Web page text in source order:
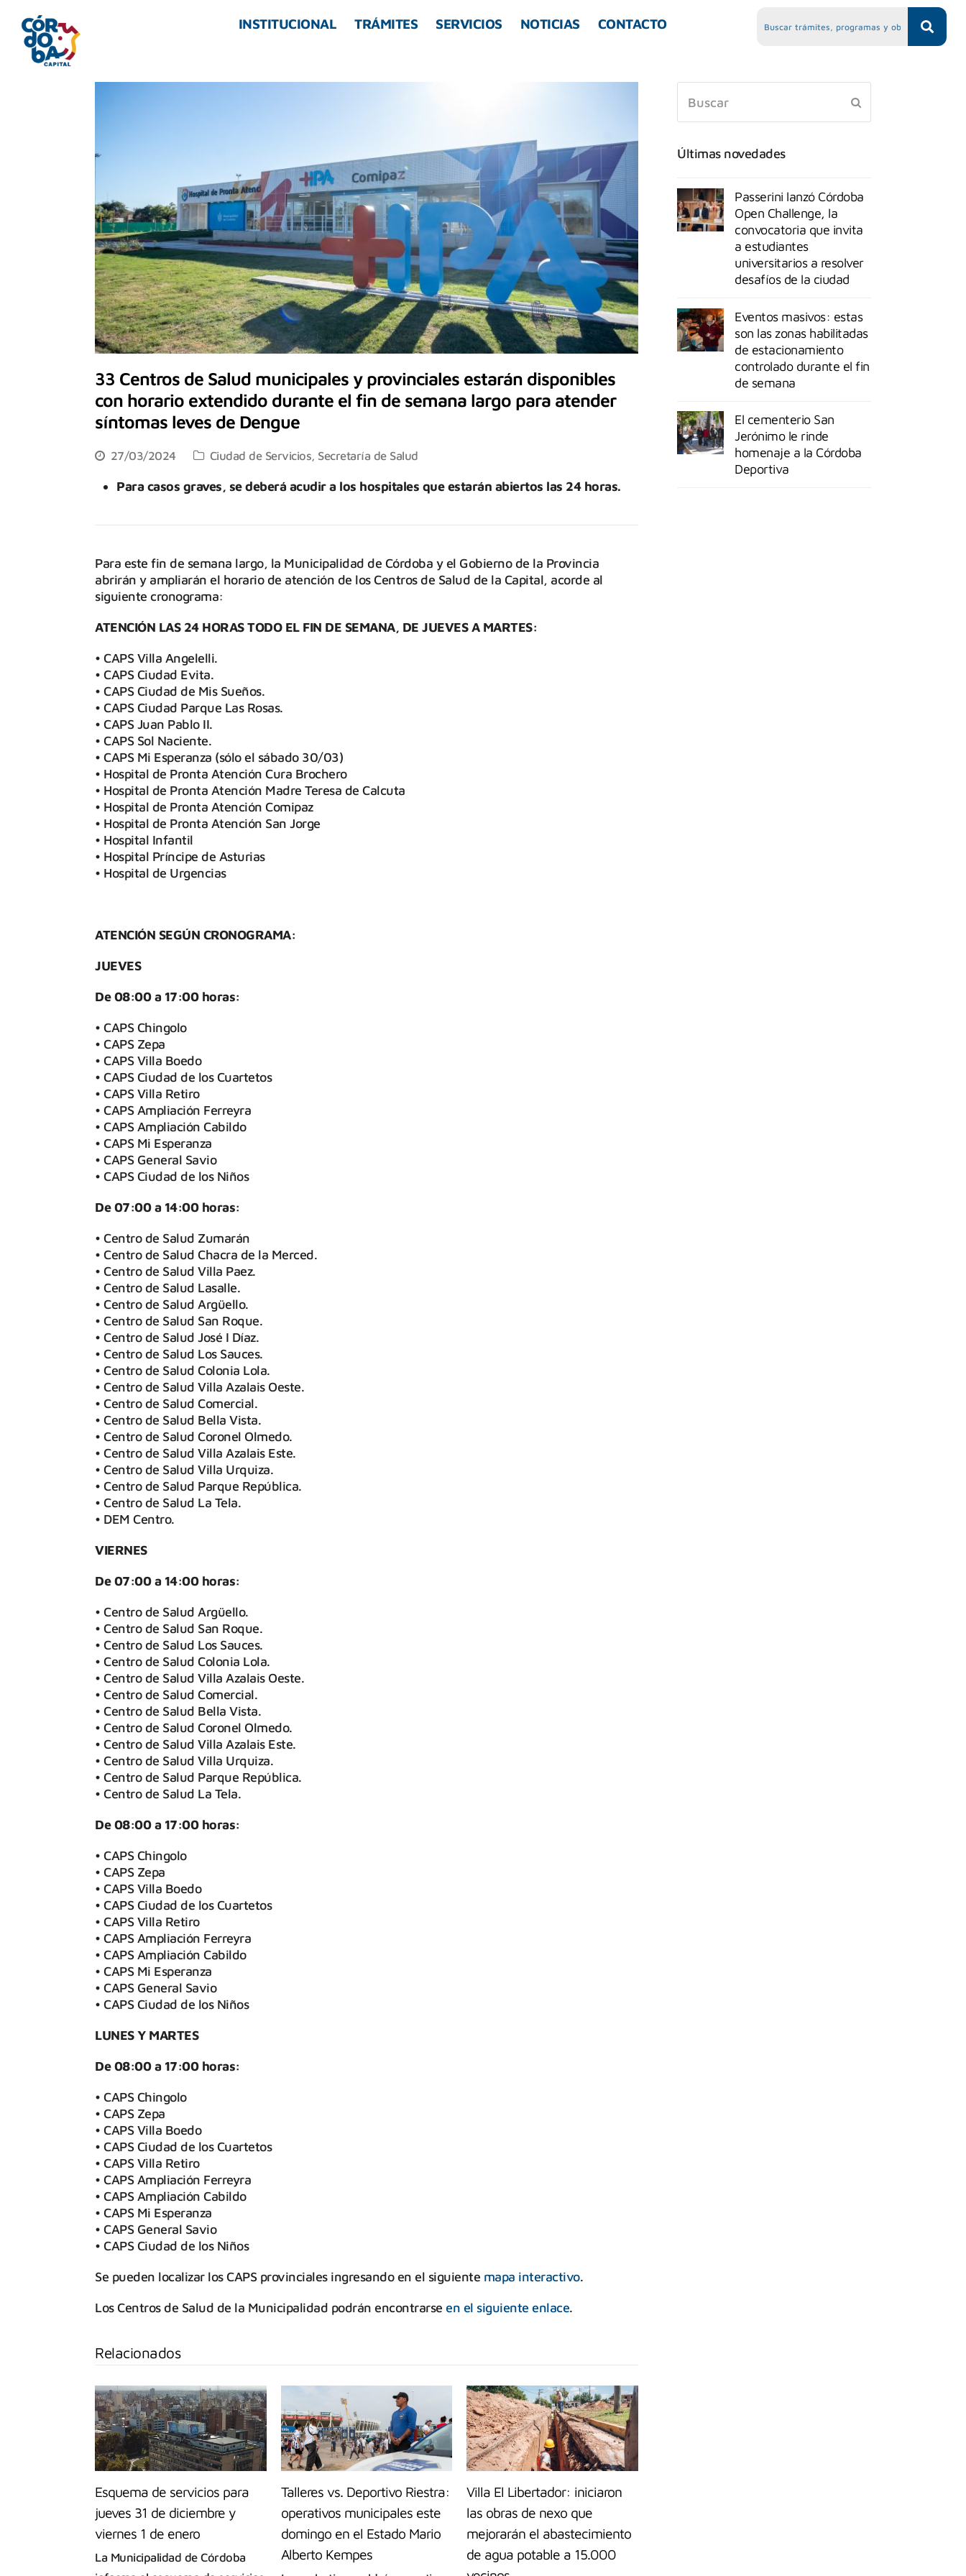
INSTITUCIONAL TRÁMITES SERVICIOS NOTICIAS CONTACTO
33 Centros de Salud municipales y provinciales estarán disponibles
con horario extendido durante el fin de semana largo para atender
síntomas leves de Dengue
27/03/2024 Ciudad de Servicios, Secretaría de Salud
Para casos graves, se deberá acudir a los hospitales que estarán abiertos las 24 horas.
Para este fin de semana largo, la Municipalidad de Córdoba y el Gobierno de la Provincia
abrirán y ampliarán el horario de atención de los Centros de Salud de la Capital, acorde al
siguiente cronograma:
ATENCIÓN LAS 24 HORAS TODO EL FIN DE SEMANA, DE JUEVES A MARTES:
• CAPS Villa Angelelli.
• CAPS Ciudad Evita.
• CAPS Ciudad de Mis Sueños.
• CAPS Ciudad Parque Las Rosas.
• CAPS Juan Pablo II.
• CAPS Sol Naciente.
• CAPS Mi Esperanza (sólo el sábado 30/03)
• Hospital de Pronta Atención Cura Brochero
• Hospital de Pronta Atención Madre Teresa de Calcuta
• Hospital de Pronta Atención Comipaz
• Hospital de Pronta Atención San Jorge
• Hospital Infantil
• Hospital Príncipe de Asturias
• Hospital de Urgencias
ATENCIÓN SEGÚN CRONOGRAMA:
JUEVES
De 08:00 a 17:00 horas:
• CAPS Chingolo
• CAPS Zepa
• CAPS Villa Boedo
• CAPS Ciudad de los Cuartetos
• CAPS Villa Retiro
• CAPS Ampliación Ferreyra
• CAPS Ampliación Cabildo
• CAPS Mi Esperanza
• CAPS General Savio
• CAPS Ciudad de los Niños
De 07:00 a 14:00 horas:
• Centro de Salud Zumarán
• Centro de Salud Chacra de la Merced.
• Centro de Salud Villa Paez.
• Centro de Salud Lasalle.
• Centro de Salud Argüello.
• Centro de Salud San Roque.
• Centro de Salud José I Díaz.
• Centro de Salud Los Sauces.
• Centro de Salud Colonia Lola.
• Centro de Salud Villa Azalais Oeste.
• Centro de Salud Comercial.
• Centro de Salud Bella Vista.
• Centro de Salud Coronel Olmedo.
• Centro de Salud Villa Azalais Este.
• Centro de Salud Villa Urquiza.
• Centro de Salud Parque República.
• Centro de Salud La Tela.
• DEM Centro.
VIERNES
De 07:00 a 14:00 horas:
• Centro de Salud Argüello.
• Centro de Salud San Roque.
• Centro de Salud Los Sauces.
• Centro de Salud Colonia Lola.
• Centro de Salud Villa Azalais Oeste.
• Centro de Salud Comercial.
• Centro de Salud Bella Vista.
• Centro de Salud Coronel Olmedo.
• Centro de Salud Villa Azalais Este.
• Centro de Salud Villa Urquiza.
• Centro de Salud Parque República.
• Centro de Salud La Tela.
De 08:00 a 17:00 horas:
• CAPS Chingolo
• CAPS Zepa
• CAPS Villa Boedo
• CAPS Ciudad de los Cuartetos
• CAPS Villa Retiro
• CAPS Ampliación Ferreyra
• CAPS Ampliación Cabildo
• CAPS Mi Esperanza
• CAPS General Savio
• CAPS Ciudad de los Niños
LUNES Y MARTES
De 08:00 a 17:00 horas:
• CAPS Chingolo
• CAPS Zepa
• CAPS Villa Boedo
• CAPS Ciudad de los Cuartetos
• CAPS Villa Retiro
• CAPS Ampliación Ferreyra
• CAPS Ampliación Cabildo
• CAPS Mi Esperanza
• CAPS General Savio
• CAPS Ciudad de los Niños
Se pueden localizar los CAPS provinciales ingresando en el siguiente mapa interactivo.
Los Centros de Salud de la Municipalidad podrán encontrarse en el siguiente enlace.
Relacionados
Esquema de servicios para
jueves 31 de diciembre y
viernes 1 de enero
La Municipalidad de Córdoba
Talleres vs. Deportivo Riestra:
operativos municipales este
domingo en el Estado Mario
Alberto Kempes
Villa El Libertador: iniciaron
las obras de nexo que
mejorarán el abastecimiento
de agua potable a 15.000
Últimas novedades
Passerini lanzó Córdoba
Open Challenge, la
convocatoria que invita
a estudiantes
universitarios a resolver
desafíos de la ciudad
Eventos masivos: estas
son las zonas habilitadas
de estacionamiento
controlado durante el fin
de semana
El cementerio San
Jerónimo le rinde
homenaje a la Córdoba
Deportiva